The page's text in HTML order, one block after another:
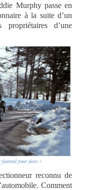
Murphy passe en
à la suite d’un
d’une
reconnu de
Comment